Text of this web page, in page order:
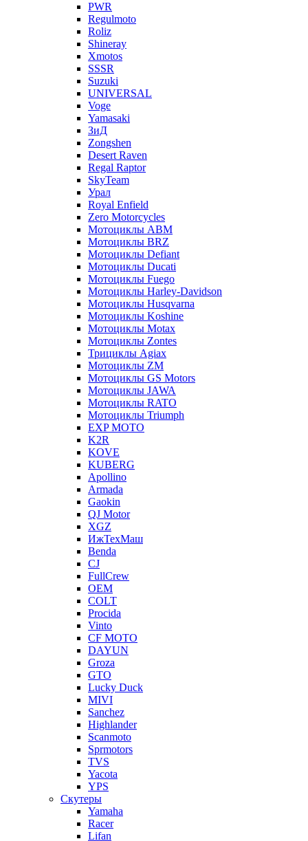
PWR
Regulmoto
Roliz
Shineray
Xmotos
SSSR
Suzuki
UNIVERSAL
Voge
Yamasaki
ЗиД
Zongshen
Desert Raven
Regal Raptor
SkyTeam
Урал
Royal Enfield
Zero Motorcycles
Мотоциклы ABM
Мотоциклы BRZ
Мотоциклы Defiant
Мотоциклы Ducati
Мотоциклы Fuego
Мотоциклы Harley-Davidson
Мотоциклы Husqvarna
Мотоциклы Koshine
Мотоциклы Motax
Мотоциклы Zontes
Трициклы Agiax
Мотоциклы ZM
Мотоциклы GS Motors
Мотоциклы JAWA
Мотоциклы RATO
Мотоциклы Triumph
EXP MOTO
K2R
KOVE
KUBERG
Apollino
Armada
Gaokin
QJ Motor
XGZ
ИжТехМаш
Benda
CJ
FullCrew
OEM
COLT
Procida
Vinto
CF MOTO
DAYUN
Groza
GTO
Lucky Duck
MIVI
Sanchez
Highlander
Scanmoto
Sprmotors
TVS
Yacota
YPS
Скутеры
Yamaha
Racer
Lifan